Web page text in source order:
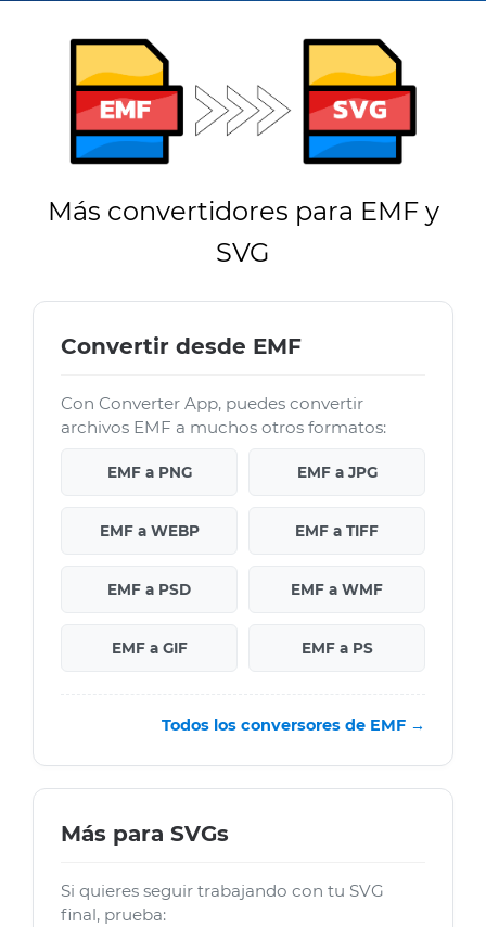
Más convertidores para EMF y
SVG
Convertir desde EMF
Con Converter App, puedes convertir
archivos EMF a muchos otros formatos:
EMF a PNG EMF a JPG
EMF a WEBP EMF a TIFF
EMF a PSD EMF a WMF
EMF a GIF EMF a PS
Todos los conversores de EMF →
Más para SVGs
Si quieres seguir trabajando con tu SVG
final, prueba: